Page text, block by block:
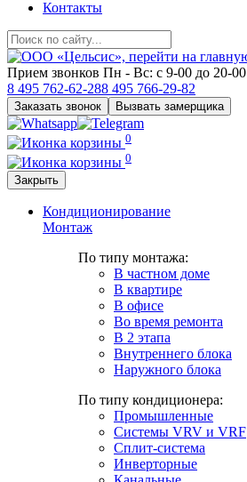
Контакты
Прием звонков Пн - Вс: с 9-00 до 20-00
8 495 762-62-288 495 766-29-82
Заказать звонок Вызвать замерщика
0
0
Закрыть
Кондиционирование
Монтаж
По типу монтажа:
В частном доме
В квартире
В офисе
Во время ремонта
В 2 этапа
Внутреннего блока
Наружного блока
По типу кондиционера:
Промышленные
Системы VRV и VRF
Сплит-система
Инверторные